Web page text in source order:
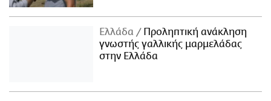
Ελλάδα
Προληπτική ανάκληση
γνωστής γαλλικής μαρμελάδας
στην Ελλάδα